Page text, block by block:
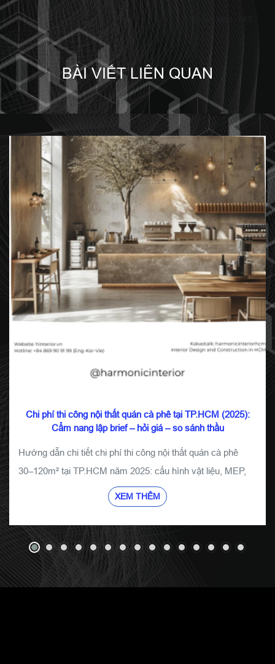
Số lần xem: 843
BÀI VIẾT LIÊN QUAN
Chi phí thi công nội thất quán cà phê tại TP.HCM (2025):
Cẩm nang lập brief – hỏi giá – so sánh thầu
Hướng dẫn chi tiết chi phí thi công nội thất quán cà phê
30–120m² tại TP.HCM năm 2025: cấu hình vật liệu, MEP,
BOQ, FF&E, seat cost và các lưu ý quan trọng để tối ưu
XEM THÊM